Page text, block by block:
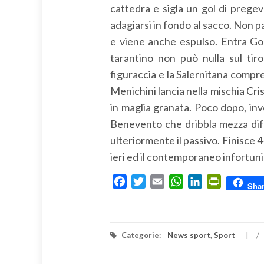
cattedra e sigla un gol di
adagiarsi in fondo al sacco. Non
e viene anche espulso. Entra
tarantino non può nulla sul
figuraccia e la Salernitana
Menichini lancia nella mischia
in maglia granata. Poco dopo,
Benevento che dribbla mezza
ulteriormente il passivo. Finisce
ieri ed il contemporaneo
FacebookTwitterEmail WhatsApp
LinkedIn
Categorie: News sport, Sport /